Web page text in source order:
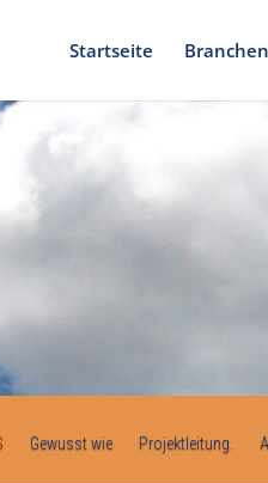
Startseite Branchen
Gewusst wie Projektleitung.